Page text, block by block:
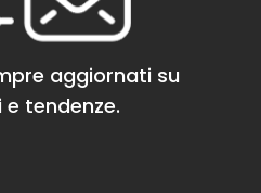
aggiornati su
tendenze.